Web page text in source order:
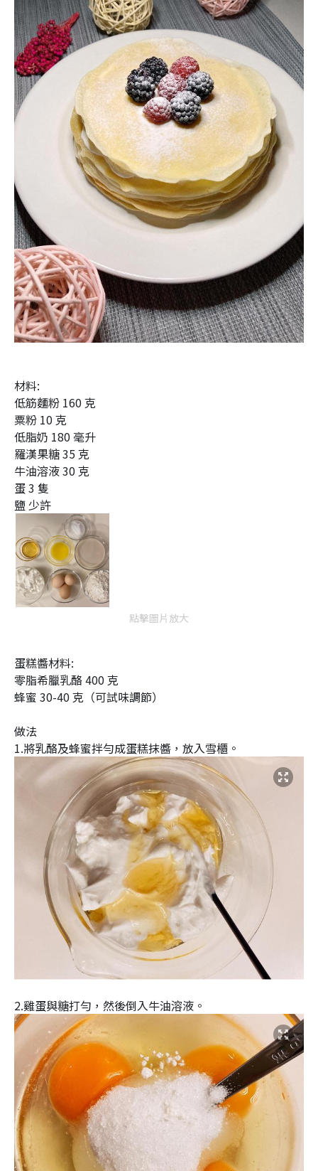
材料:
低筋麵粉 160 克
粟粉 10 克
低脂奶 180 毫升
羅漢果糖 35 克
牛油溶液 30 克
蛋 3 隻
鹽 少許
點擊圖片放大
蛋糕醬材料:
零脂希臘乳酪 400 克
蜂蜜 30-40 克（可試味調節）
做法
1.將乳酪及蜂蜜拌勻成蛋糕抹醬，放入雪櫃。
2.雞蛋與糖打勻，然後倒入牛油溶液。